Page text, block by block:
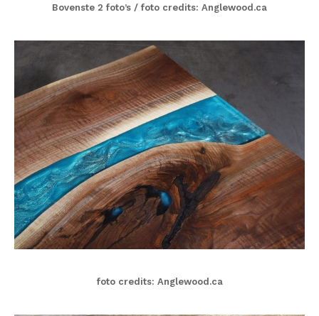
Bovenste 2 foto’s / foto credits: Anglewood.ca
foto credits: Anglewood.ca